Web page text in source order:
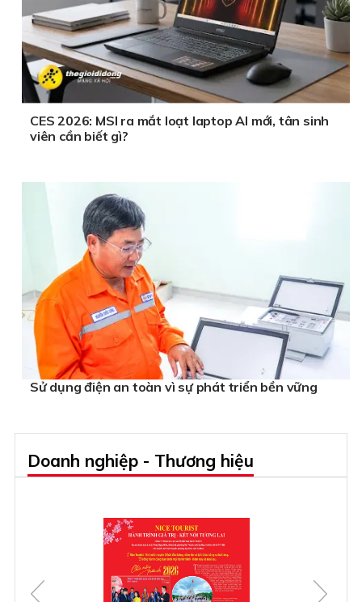
CES 2026: MSI ra mắt loạt laptop AI mới, tân sinh
viên cần biết gì?
Sử dụng điện an toàn vì sự phát triển bền vững
Doanh nghiệp - Thương hiệu